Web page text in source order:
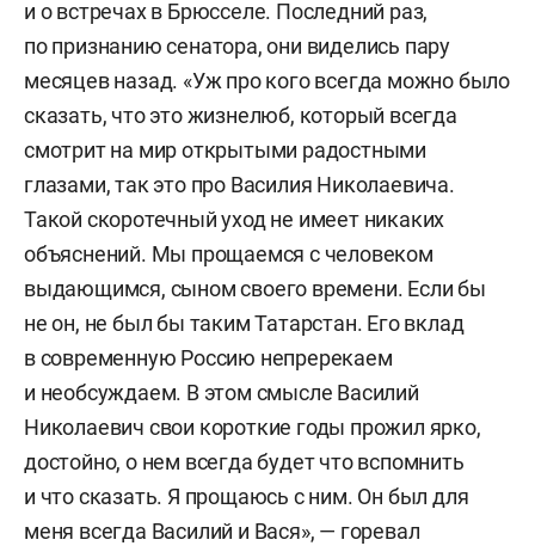
и о встречах в Брюсселе. Последний раз,
по признанию сенатора, они виделись пару
месяцев назад. «Уж про кого всегда можно было
сказать, что это жизнелюб, который всегда
смотрит на мир открытыми радостными
глазами, так это про Василия Николаевича.
Такой скоротечный уход не имеет никаких
объяснений. Мы прощаемся с человеком
выдающимся, сыном своего времени. Если бы
не он, не был бы таким Татарстан. Его вклад
в современную Россию непререкаем
и необсуждаем. В этом смысле Василий
Николаевич свои короткие годы прожил ярко,
достойно, о нем всегда будет что вспомнить
и что сказать. Я прощаюсь с ним. Он был для
меня всегда Василий и Вася», — горевал